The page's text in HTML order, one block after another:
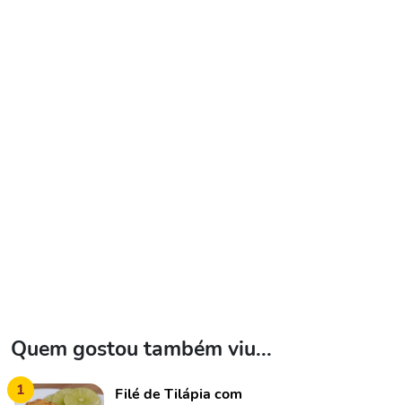
Quem gostou também viu...
1
Filé de Tilápia com